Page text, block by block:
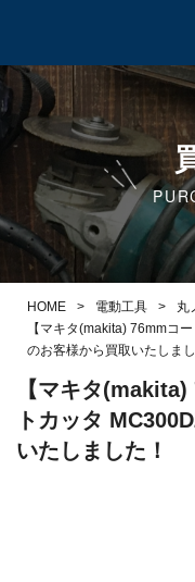
HOME > 電動工具 > 丸
【マキタ(makita) 76mmコ
のお客様から買取いたしまし
【マキタ
トカッタ
いたしました！